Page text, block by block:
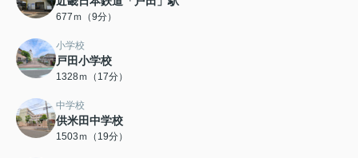
677ｍ（9分）
小学校
戸田小学校
1328ｍ（17分）
中学校
供米田中学校
1503ｍ（19分）